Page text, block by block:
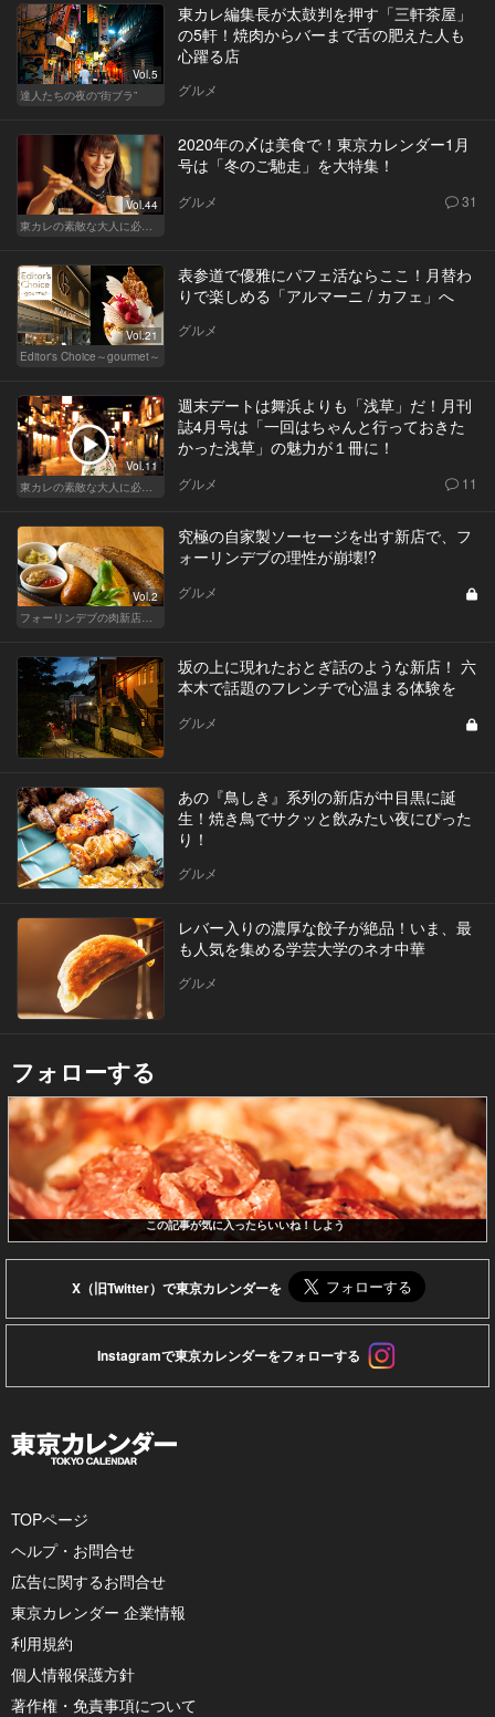
Vol.5
達人たちの夜の“街ブラ”
東カレ編集長が太鼓判を押す「三軒茶屋」
の5軒！焼肉からバーまで舌の肥えた人も
心躍る店
グルメ
Vol.44
2020年の〆は美食で！東京カレンダー1月
号は「冬のご馳走」を大特集！
グルメ 31
Vol.21
Editor's Choice～gourmet～
表参道で優雅にパフェ活ならここ！月替わ
りで楽しめる「アルマーニ / カフェ」へ
グルメ
Vol.11
週末デートは舞浜よりも「浅草」だ！月刊
誌4月号は「一回はちゃんと行っておきた
かった浅草」の魅力が１冊に！
グルメ 11
Vol.2
究極の自家製ソーセージを出す新店で、フ
ォーリンデブの理性が崩壊!?
グルメ
坂の上に現れたおとぎ話のような新店！ 六
本木で話題のフレンチで心温まる体験を
グルメ
あの『鳥しき』系列の新店が中目黒に誕
生！焼き鳥でサクッと飲みたい夜にぴった
り！
グルメ
レバー入りの濃厚な餃子が絶品！いま、最
も人気を集める学芸大学のネオ中華
グルメ
フォローする
この記事が気に入ったらいいね！しよう
X（旧Twitter）で東京カレンダーを
Instagramで東京カレンダーをフォローする
TOPページ
ヘルプ・お問合せ
広告に関するお問合せ
東京カレンダー 企業情報
利用規約
個人情報保護方針
著作権・免責事項について